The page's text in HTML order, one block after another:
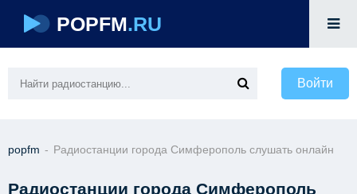
POPFM.RU
Войти
popfm - Радиостанции города Симферополь слушать онлайн
Радиостанции города Симферополь